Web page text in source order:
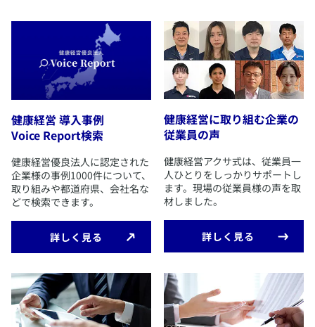
健康経営 導入事例
Voice Report検索
​健康経営優良法人に認定された
企業様の事例1000件について、
取り組みや都道府県、会社名な
どで検索できます。
​詳しく見る
健康経営に取り組む企業の
従業員の声
​健康経営アクサ式は、従業員一
人ひとりをしっかりサポートし
ます。現場の従業員様の声を取
材しました。
​詳しく見る